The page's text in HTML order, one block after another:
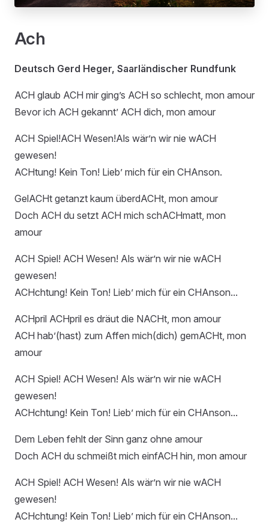
Ach
Deutsch Gerd Heger, Saarländischer Rundfunk
ACH glaub ACH mir ging’s ACH so schlecht, mon amour
Bevor ich ACH gekannt’ ACH dich, mon amour
ACH Spiel!ACH Wesen!Als wär’n wir nie wACH
gewesen!
ACHtung! Kein Ton! Lieb’ mich für ein CHAnson.
GelACHt getanzt kaum überdACHt, mon amour
Doch ACH du setzt ACH mich schACHmatt, mon
amour
ACH Spiel! ACH Wesen! Als wär’n wir nie wACH
gewesen!
ACHchtung! Kein Ton! Lieb’ mich für ein CHAnson...
ACHpril ACHpril es dräut die NACHt, mon amour
ACH hab’(hast) zum Affen mich(dich) gemACHt, mon
amour
ACH Spiel! ACH Wesen! Als wär’n wir nie wACH
gewesen!
ACHchtung! Kein Ton! Lieb’ mich für ein CHAnson...
Dem Leben fehlt der Sinn ganz ohne amour
Doch ACH du schmeißt mich einfACH hin, mon amour
ACH Spiel! ACH Wesen! Als wär’n wir nie wACH
gewesen!
ACHchtung! Kein Ton! Lieb’ mich für ein CHAnson...